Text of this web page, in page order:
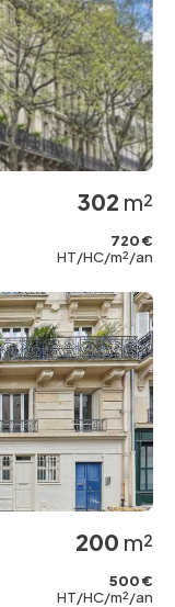
302 m²
720 €
HT/HC/m²/an
200 m²
500 €
HT/HC/m²/an